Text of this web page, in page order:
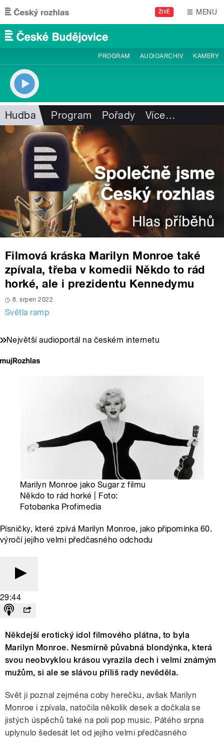
Přejít k hlavnímu obsahu
ŽIVĚ MENU
PROGRAM AUDIOARCHIV KAMERY
Hudba Program Pořady Více…
Filmová kráska Marilyn Monroe také
zpívala, třeba v komedii Někdo to rád
horké, ale i prezidentu Kennedymu
8. srpen 2022
Světla ramp
Největší audioportál na českém internetu
Marilyn Monroe jako Sugar z filmu
Někdo to rád horké | Foto:
Fotobanka Profimedia
Písničky, které zpívá Marilyn Monroe, jako připomínka 60.
výročí jejího velmi předčasného odchodu
29:44
Někdejší erotický idol filmového plátna, to byla
Marilyn Monroe. Nesmírně půvabná blondýnka, která
svou neobvyklou krásou vyrazila dech i velmi známým
mužům, si ale se slávou příliš rady nevěděla.
Svět ji poznal zejména coby herečku, avšak Marilyn
Monroe i zpívala, natočila několik desek a dočkala se
jistých úspěchů také na poli pop music. Pátého srpna
uplynulo šedesát let od jejího velmi předčasného